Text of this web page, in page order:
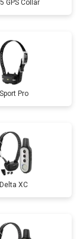
GPS Collar
Sport Pro
Delta XC